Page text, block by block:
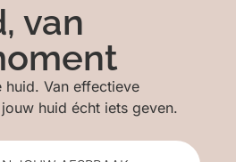
van
Van effectieve
huid écht iets geven.